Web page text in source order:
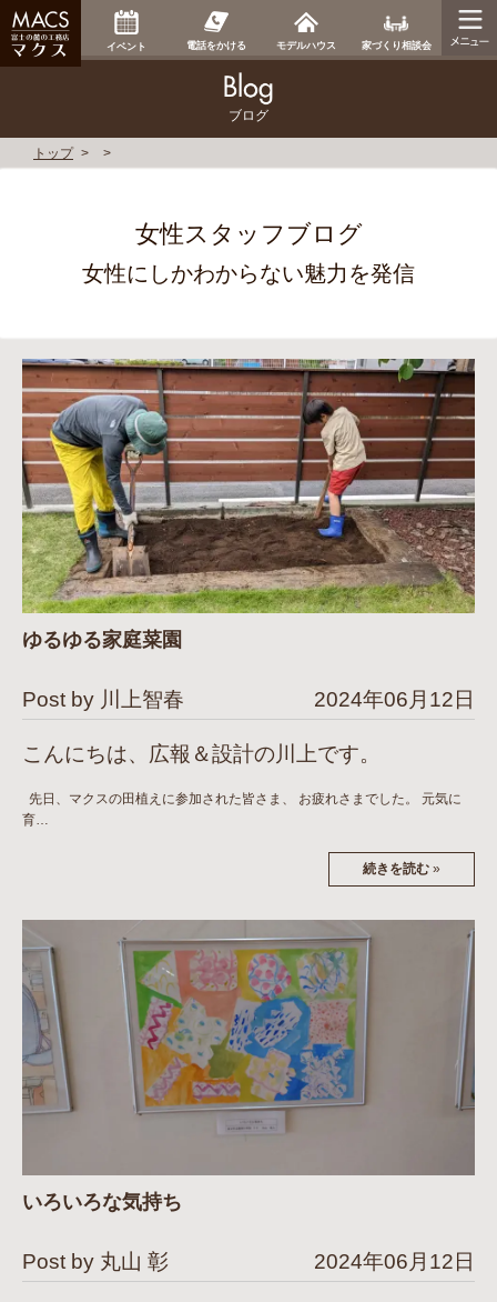
イベント 電話をかける モデルハウス 家づくり相談会
ブログ
トップ
女性スタッフブログ
女性にしかわからない魅力を発信
ゆるゆる家庭菜園
Post by 川上智春 2024年06月12日
こんにちは、広報＆設計の川上です。
先日、マクスの田植えに参加された皆さま、 お疲れさまでした。 元気に
育…
続きを読む »
いろいろな気持ち
Post by 丸山 彰 2024年06月12日